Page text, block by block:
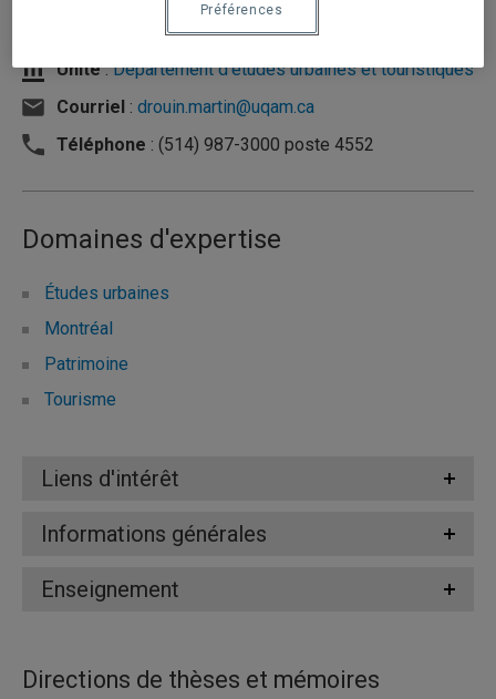
Unité:Département d'études urbaines et touristiques
Courriel : drouin.martin@uqam.ca
Téléphone : (514) 987-3000 poste 4552
Domaines d'expertise
Études urbaines
Montréal
Patrimoine
Tourisme
Liens d'intérêt
Informations générales
Enseignement
Directions de thèses et mémoires
Préférences